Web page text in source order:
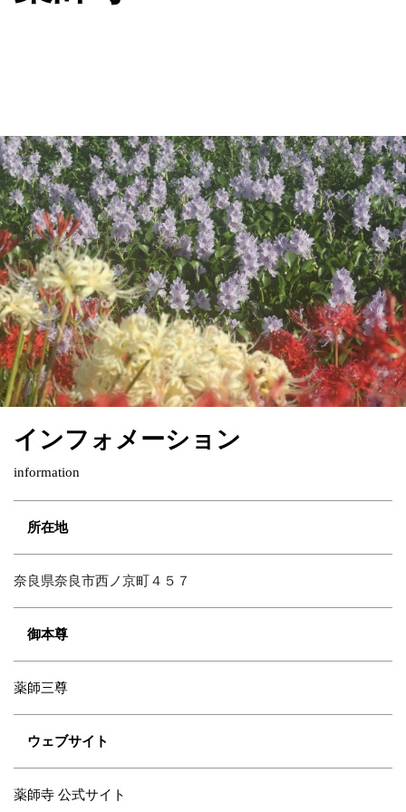
インフォメーション
information
所在地
奈良県奈良市西ノ京町４５７
御本尊
薬師三尊
ウェブサイト
薬師寺 公式サイト